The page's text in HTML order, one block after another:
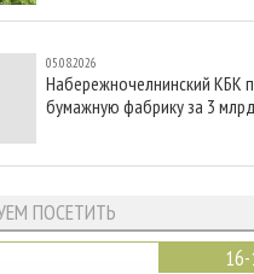
05.08.2026
Набережночелнинский КБК
бумажную фабрику за 3
ПОСЕТИТЬ